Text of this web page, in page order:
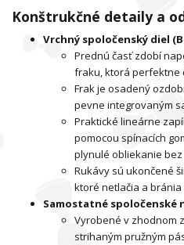
Konštrukčné detaily a
Vrchný spoločenský diel
Prednú časť zdobí
fraku, ktorá perfektne
Frak je osadený
pevne integrovaným
Praktické lineárne
pomocou spínacích
plynulé obliekanie
Rukávy sú ukončené
ktoré netlačia a
Samostatné spoločenské
Vyrobené v zhodnom
strihaným pružným